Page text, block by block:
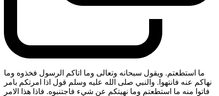
ما استطعتم. ويقول سبحانه وتعالى وما اتاكم الرسول فخذوه وما
نهاكم عنه فانتهوا. والنبي صلى الله عليه وسلم قول اذا امرتكم بامر
فاتوا منه ما استطعتم وما نهيتكم عن شيء فاجتنبوه. فاذا هذا الامر